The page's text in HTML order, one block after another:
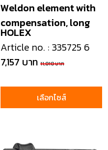
HOLEX
Weldon element with
compensation, long
Article no. : 335725 6
7,157 บาท 11,010 บาท
เลือกไซส์